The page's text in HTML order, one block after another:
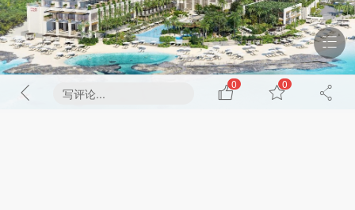
写评论...
0 0